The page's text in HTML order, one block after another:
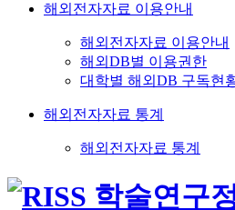
해외전자자료 이용안내
해외전자자료 이용안내
해외DB별 이용권한
대학별 해외DB 구독현
해외전자자료 통계
해외전자자료 통계